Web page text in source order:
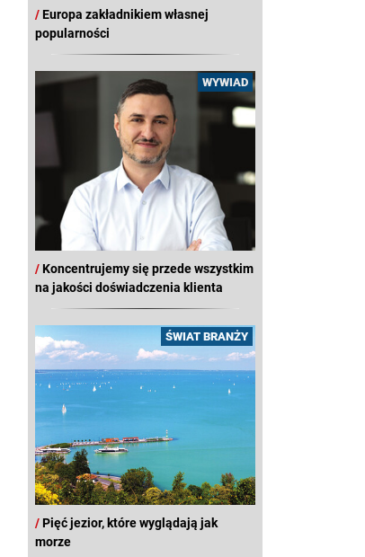
/Europa zakładnikiem własnej
popularności
WYWIAD
/Koncentrujemy się przede wszystkim
na jakości doświadczenia klienta
ŚWIAT BRANŻY
/Pięć jezior, które wyglądają jak
morze